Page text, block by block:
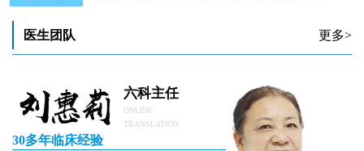
医生团队 更多>
六科主任
ONLINE
TRANSLATION
30多年临床经验